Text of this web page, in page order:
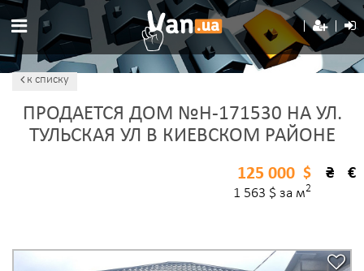
к списку
ПРОДАЕТСЯ ДОМ №H-171530 НА УЛ.
ТУЛЬСКАЯ УЛ В КИЕВСКОМ РАЙОНЕ
$ ₴ €
125 000
1 563 $ за м2